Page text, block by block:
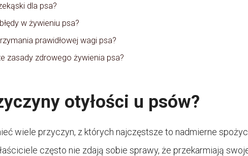
dla psa?
w żywieniu psa?
prawidłowej wagi psa?
zasady zdrowego żywienia psa?
otyłości u psów?
wiele przyczyn, z których najczęstsze to nadmierne
często nie zdają sobie sprawy, że przekarmiają